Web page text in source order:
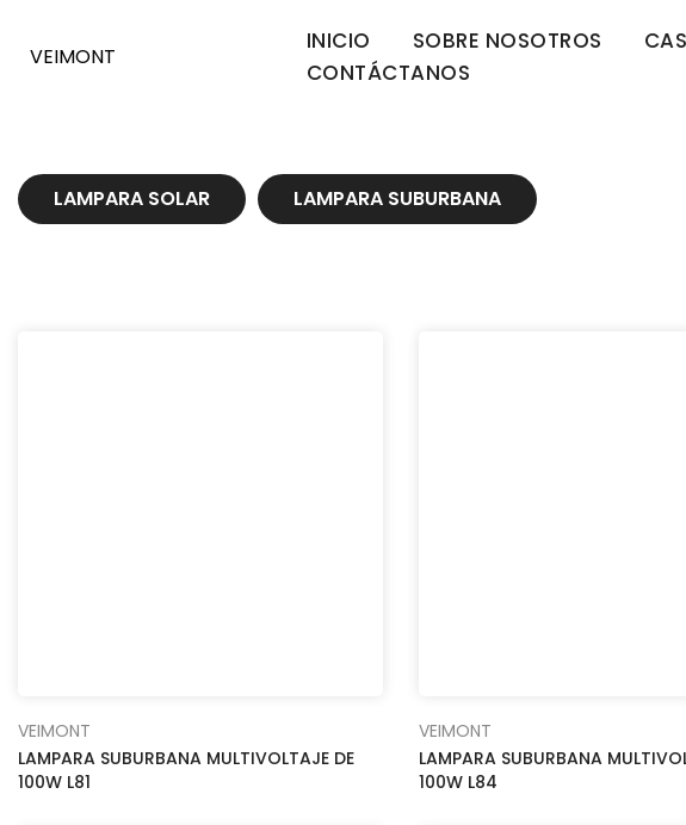
alVEIMONT
INICIO SOBRE NOSOTROS
CONTÁCTANOS
LAMPARA SOLAR LAMPARA SUBURBANA
VEIMONT
LAMPARA SUBURBANA MULTIVOLTAJE DE
100W L81
VEIMONT
LAMPARA SUBURBANA
100W L84